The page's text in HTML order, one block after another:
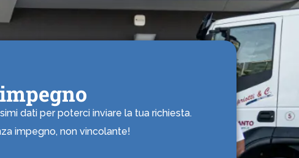
dati per poterci inviare la tua richiesta.
impegno, non vincolante!